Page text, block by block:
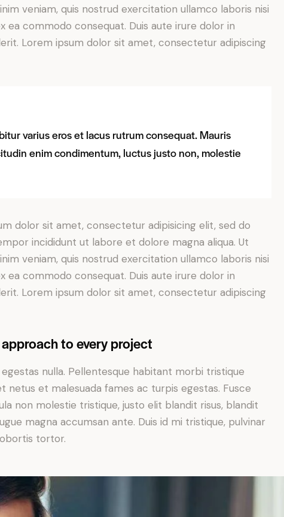
veniam, quis nostrud exercitation ullamco laboris nisi
ea commodo consequat. Duis aute irure dolor in
Lorem ipsum dolor sit amet, consectetur adipiscing
varius eros et lacus rutrum consequat. Mauris
enim condimentum, luctus justo non, molestie
dolor sit amet, consectetur adipisicing elit, sed do
incididunt ut labore et dolore magna aliqua. Ut
veniam, quis nostrud exercitation ullamco laboris nisi
ea commodo consequat. Duis aute irure dolor in
Lorem ipsum dolor sit amet, consectetur adipiscing
to every project
nulla. Pellentesque habitant morbi tristique
netus et malesuada fames ac turpis egestas. Fusce
non molestie tristique, justo elit blandit risus, blandit
magna accumsan ante. Duis id mi tristique, pulvinar
tortor.